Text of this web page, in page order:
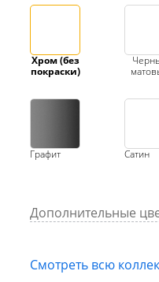
Хром (без
покраски)
Графит Сатин
Дополнительные
Смотреть всю